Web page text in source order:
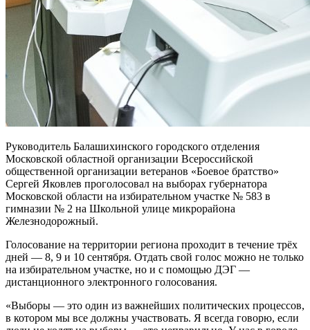
Руководитель Балашихинского городского отделения
Московской областной организации Всероссийской
общественной организации ветеранов «Боевое братство»
Сергей Яковлев проголосовал на выборах губернатора
Московской области на избирательном участке № 583 в
гимназии № 2 на Школьной улице микрорайона
Железнодорожный.
Голосование на территории региона проходит в течение трёх
дней — 8, 9 и 10 сентября. Отдать свой голос можно не только
на избирательном участке, но и с помощью ДЭГ —
дистанционного электронного голосования.
«Выборы — это один из важнейших политических процессов,
в котором мы все должны участвовать. Я всегда говорю, если